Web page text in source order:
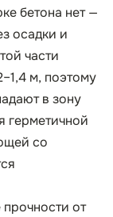
бетона нет —
осадки и
части
м, поэтому
в зону
герметичной
со
от